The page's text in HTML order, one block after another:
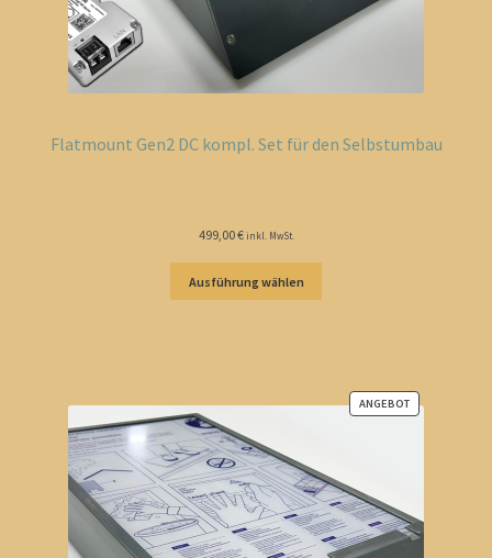
Flatmount Gen2 DC kompl. Set für den Selbstumbau
499,00€ inkl. MwSt.
Ausführung wählen
ANGEBOT
PRODUKT